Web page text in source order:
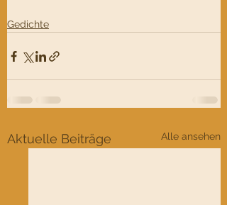
Gedichte
Aktuelle Beiträge Alle ansehen